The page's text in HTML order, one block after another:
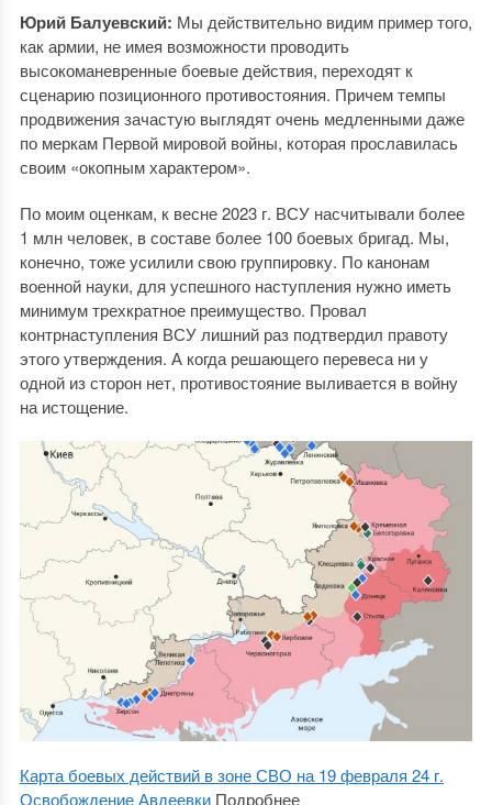
Юрий Балуевский: Мы действительно видим пример того,
как армии, не имея возможности проводить
высокоманевренные боевые действия, переходят к
сценарию позиционного противостояния. Причем темпы
продвижения зачастую выглядят очень медленными даже
по меркам Первой мировой войны, которая прославилась
своим «окопным характером».
По моим оценкам, к весне 2023 г. ВСУ насчитывали более
1 млн человек, в составе более 100 боевых бригад. Мы,
конечно, тоже усилили свою группировку. По канонам
военной науки, для успешного наступления нужно иметь
минимум трехкратное преимущество. Провал
контрнаступления ВСУ лишний раз подтвердил правоту
этого утверждения. А когда решающего перевеса ни у
одной из сторон нет, противостояние выливается в войну
на истощение.
Карта боевых действий в зоне СВО на 19 февраля 24 г.
Освобождение АвдеевкиПодробнее